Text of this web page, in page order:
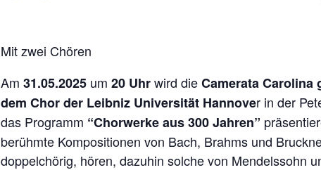
Mit zwei Chören
Am 31.05.2025um 20 Uhrwird dieCamerata Carolina
dem Chor der Leibniz Universität Hannover in der
das Programm “Chorwerke aus 300 Jahren”
berühmte Kompositionen von Bach, Brahms und
doppelchörig, hören, dazuhin solche von Mendelssohn